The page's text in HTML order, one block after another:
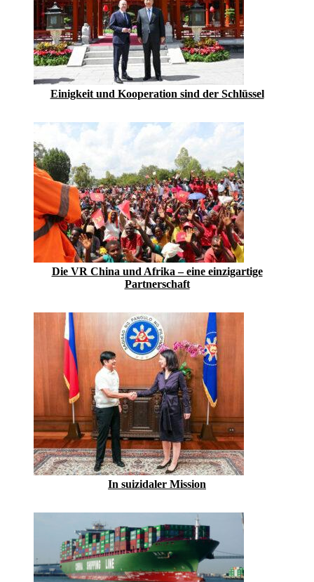
Einigkeit und Kooperation sind der Schlüssel
Die VR China und Afrika – eine einzigartige
Partnerschaft
In suizidaler Mission